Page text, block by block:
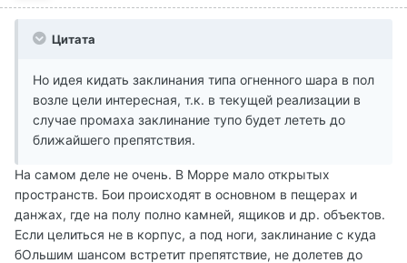
Цитата
Но идея кидать заклинания типа огненного шара в пол
возле цели интересная, т.к. в текущей реализации в
случае промаха заклинание тупо будет лететь до
ближайшего препятствия.
На самом деле не очень. В Морре мало открытых
пространств. Бои происходят в основном в пещерах и
данжах, где на полу полно камней, ящиков и др. объектов.
Если целиться не в корпус, а под ноги, заклинание с куда
бОльшим шансом встретит препятствие, не долетев до